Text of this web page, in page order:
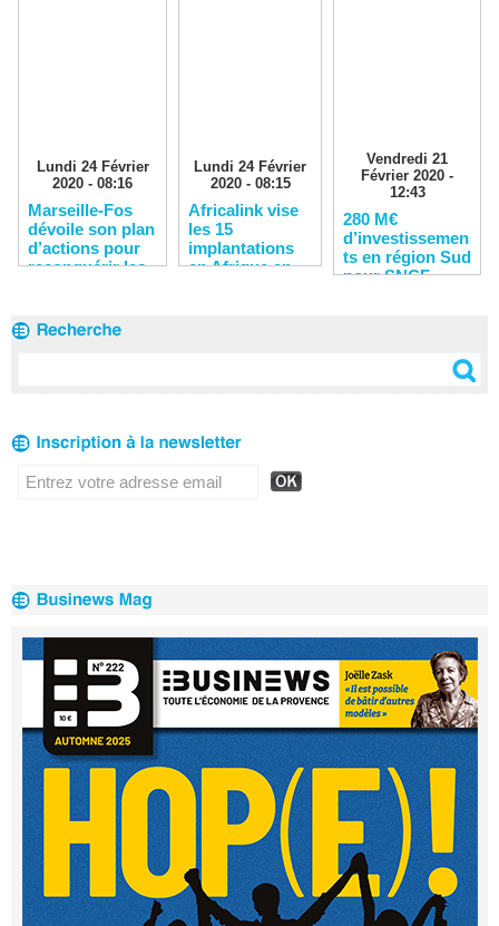
Lundi 24 Février
2020 - 08:16
Marseille-Fos
dévoile son plan
d’actions pour
reconquérir les
Lundi 24 Février
2020 - 08:15
Africalink vise
les 15
implantations
en Afrique en
Vendredi 21
Février 2020 -
12:43
280 M€
d’investissemen
ts en région Sud
pour SNCF